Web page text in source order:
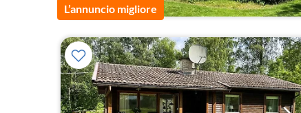
L’annuncio migliore